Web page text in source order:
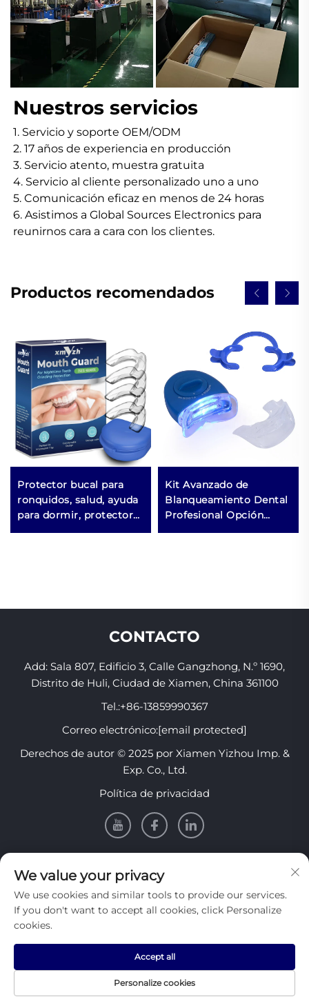
Nuestros servicios
1. Servicio y soporte OEM/ODM
2. 17 años de experiencia en producción
3. Servicio atento, muestra gratuita
4. Servicio al cliente personalizado uno a uno
5. Comunicación eficaz en menos de 24 horas
6. Asistimos a Global Sources Electronics para
reunirnos cara a cara con los clientes.
Productos recomendados
Protector bucal para
ronquidos, salud, ayuda
para dormir, protectores
dentales, solución para
boca
Kit Avanzado de
Blanqueamiento Dental
Profesional Opción
Popular para Llevar a
CONTACTO
Add: Sala 807, Edificio 3, Calle Gangzhong, N.º 1690,
Distrito de Huli, Ciudad de Xiamen, China 361100
Tel.:+86-13859990367
Correo electrónico:[email protected]
Derechos de autor © 2025 por Xiamen Yizhou Imp. &
Exp. Co., Ltd.
Política de privacidad
INFORMACIÓN
Regístrese para recibir nuestro boletín semanal
Enviar
We value your privacy
We use cookies and similar tools to provide our services.
If you don't want to accept all cookies, click Personalize
cookies.
Personalize cookies
Accept all